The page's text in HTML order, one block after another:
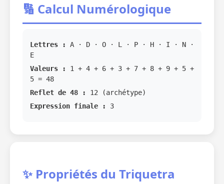
🔢 Calcul Numérologique
Lettres :
A · D · O · L · P · H · I · N ·
E
Valeurs :
1 + 4 + 6 + 3 + 7 + 8 + 9 + 5 +
5 = 48
Reflet de 48 :
12 (archétype)
Expression finale :
3
✨ Propriétés du Triquetra